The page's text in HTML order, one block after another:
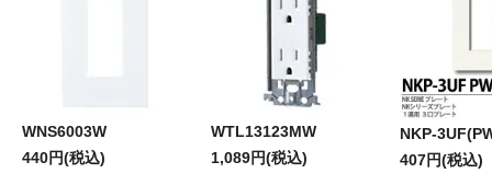
WNS6003W
440円(税込)
WTL13123MW
1,089円(税込)
NKP-
407円(税込)